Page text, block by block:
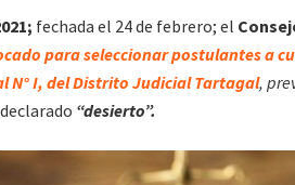
fechada el 24 de febrero; el
para seleccionar postulantes a
N° I, del Distrito Judicial Tartagal,
“desierto”.